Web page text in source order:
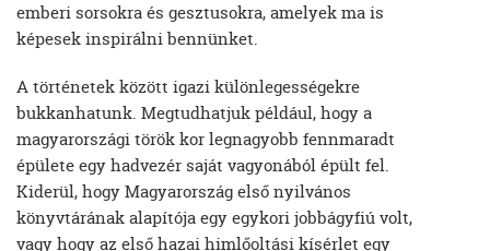
emberi sorsokra és gesztusokra, amelyek ma is
képesek inspirálni bennünket.
A történetek között igazi különlegességekre
bukkanhatunk. Megtudhatjuk például, hogy a
magyarországi török kor legnagyobb fennmaradt
épülete egy hadvezér saját vagyonából épült fel.
Kiderül, hogy Magyarország első nyilvános
könyvtárának alapítója egy egykori jobbágyfiú volt,
vagy hogy az első hazai himlőoltási kísérlet egy